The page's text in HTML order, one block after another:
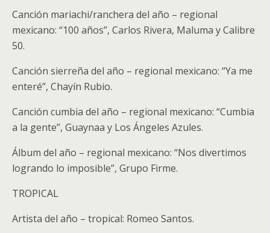
Canción mariachi/ranchera del año – regional
mexicano: “100 años”, Carlos Rivera, Maluma y Calibre
50.
Canción sierreña del año – regional mexicano: “Ya me
enteré”, Chayín Rubio.
Canción cumbia del año – regional mexicano: “Cumbia
a la gente”, Guaynaa y Los Ángeles Azules.
Álbum del año – regional mexicano: “Nos divertimos
logrando lo imposible”, Grupo Firme.
TROPICAL
Artista del año – tropical: Romeo Santos.